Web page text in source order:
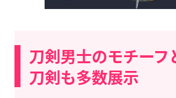
刀剣男士のモチーフ
刀剣も多数展示